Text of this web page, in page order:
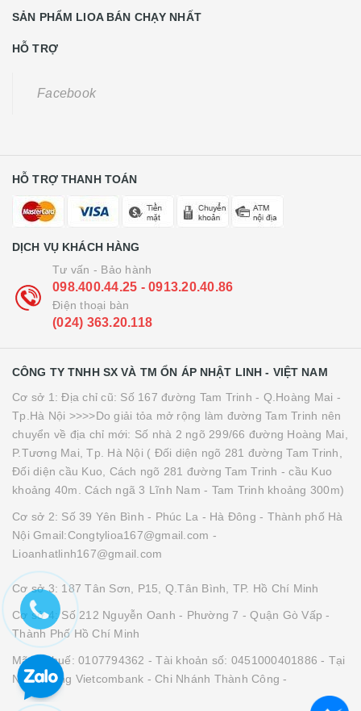
SẢN PHẨM LIOA BÁN CHẠY NHẤT
HỖ TRỢ
Facebook
HỖ TRỢ THANH TOÁN
DỊCH VỤ KHÁCH HÀNG
Tư vấn - Bảo hành
098.400.44.25 - 0913.20.40.86
Điện thoại bàn
(024) 363.20.118
CÔNG TY TNHH SX VÀ TM ỔN ÁP NHẬT LINH - VIỆT NAM
Cơ sở 1: Địa chỉ cũ: Số 167 đường Tam Trinh - Q.Hoàng Mai -
Tp.Hà Nội >>>>Do giải tỏa mở rộng làm đường Tam Trinh nên
chuyển về địa chỉ mới: Số nhà 2 ngõ 299/66 đường Hoàng Mai,
P.Tương Mai, Tp. Hà Nội ( Đối diện ngõ 281 đường Tam Trinh,
Đối diện cầu Kuo, Cách ngõ 281 đường Tam Trinh - cầu Kuo
khoảng 40m. Cách ngã 3 Lĩnh Nam - Tam Trinh khoảng 300m)
Cơ sở 2: Số 39 Yên Bình - Phúc La - Hà Đông - Thành phố Hà
Nội Gmail:Congtylioa167@gmail.com -
Lioanhatlinh167@gmail.com
Cơ sở 3: 187 Tân Sơn, P15, Q.Tân Bình, TP. Hồ Chí Minh
Cơ sở 4: Số 212 Nguyễn Oanh - Phường 7 - Quận Gò Vấp -
Thành Phố Hồ Chí Minh
Mã số thuế: 0107794362 - Tài khoản số: 0451000401886 - Tại
Ngân Hàng Vietcombank - Chi Nhánh Thành Công -